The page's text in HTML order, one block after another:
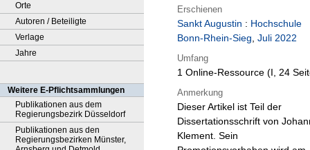
Orte
Autoren / Beteiligte
Verlage
Jahre
Weitere E-Pflichtsammlungen
Publikationen aus dem
Regierungsbezirk Düsseldorf
Publikationen aus den
Regierungsbezirken Münster,
Erschienen
Sankt Augustin : Hochschule
Bonn-Rhein-Sieg, Juli 2022
Umfang
1 Online-Ressource (I, 24
Anmerkung
Dieser Artikel ist Teil der
Dissertationsschrift von
Klement. Sein